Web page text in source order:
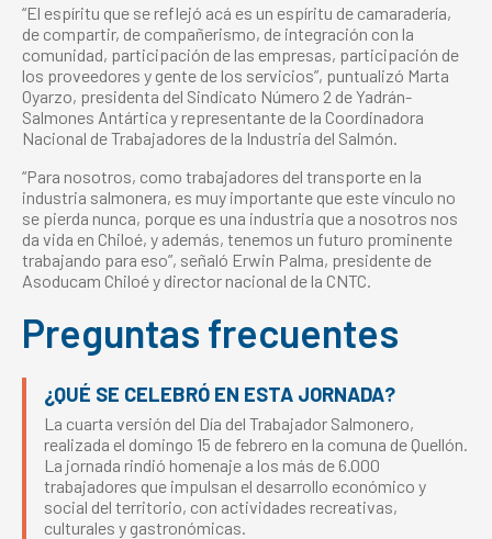
“El espíritu que se reflejó acá es un espíritu de camaradería,
de compartir, de compañerismo, de integración con la
comunidad, participación de las empresas, participación de
los proveedores y gente de los servicios”, puntualizó Marta
Oyarzo, presidenta del Sindicato Número 2 de Yadrán-
Salmones Antártica y representante de la Coordinadora
Nacional de Trabajadores de la Industria del Salmón.
“Para nosotros, como trabajadores del transporte en la
industria salmonera, es muy importante que este vínculo no
se pierda nunca, porque es una industria que a nosotros nos
da vida en Chiloé, y además, tenemos un futuro prominente
trabajando para eso”, señaló Erwin Palma, presidente de
Asoducam Chiloé y director nacional de la CNTC.
Preguntas frecuentes
¿QUÉ SE CELEBRÓ EN ESTA JORNADA?
La cuarta versión del Día del Trabajador Salmonero,
realizada el domingo 15 de febrero en la comuna de Quellón.
La jornada rindió homenaje a los más de 6.000
trabajadores que impulsan el desarrollo económico y
social del territorio, con actividades recreativas,
culturales y gastronómicas.